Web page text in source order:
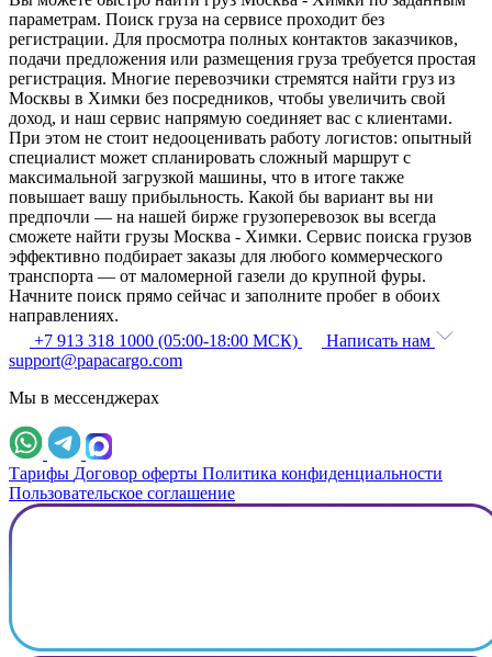
параметрам. Поиск груза на сервисе проходит без
регистрации. Для просмотра полных контактов заказчиков,
подачи предложения или размещения груза требуется простая
регистрация. Многие перевозчики стремятся найти груз из
Москвы в Химки без посредников, чтобы увеличить свой
доход, и наш сервис напрямую соединяет вас с клиентами.
При этом не стоит недооценивать работу логистов: опытный
специалист может спланировать сложный маршрут с
максимальной загрузкой машины, что в итоге также
повышает вашу прибыльность. Какой бы вариант вы ни
предпочли — на нашей бирже грузоперевозок вы всегда
сможете найти грузы Москва - Химки. Сервис поиска грузов
эффективно подбирает заказы для любого коммерческого
транспорта — от маломерной газели до крупной фуры.
Начните поиск прямо сейчас и заполните пробег в обоих
направлениях.
+7 913 318 1000 (05:00-18:00 МСК)
Написать нам
support@papacargo.com
Мы в мессенджерах
Тарифы Договор оферты Политика конфиденциальности
Пользовательское соглашение